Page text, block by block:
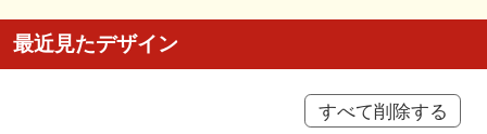
最近見たデザイン
すべて削除する